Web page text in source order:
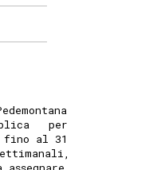
per
fino al 31